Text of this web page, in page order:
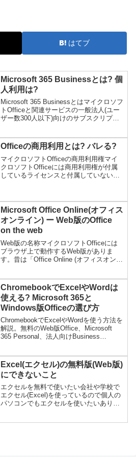
はてブ
Microsoft 365 Businessとは? 個
人利用は?
Microsoft 365 Businessとはマイクロソフ
トOfficeと関連サービスの一般法人(ユー
ザー数300人以下)向けのサブスクリプシ
Officeの商用利用とは? バレる?
マイクロソフトOfficeの商用利用権マイ
クロソフトOfficeには商用利用権が付属
しているライセンスと付属していないラ
す。例えば会社のExcelファイル(会社で
すから商...
Microsoft Office Online(オフィス
オンライン) ー Web版のOffice
on the web
Web版の名称マイクロソフトOfficeには
ブラウザ上で動作するWeb版がありま
す。昔は「Office Online (オフィスオンラ
新名称(2019年７月〜)...
ChromebookでExcelやWordは
使える? Microsoft 365と
Windows版Officeの選び方
ChromebookでExcelやWordを使う方法を
解説。無料のWeb版Office、Microsoft
365 Personal、法人向けBusiness
Excel(エクセル)の無料版(Web版)
にできないこと
エクセルを無料で使いたい会社や学校で
エクセル(Excel)を使っているので個人の
パソコンでもエクセルを使いたいありが